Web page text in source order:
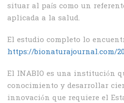
situar al país como un
aplicada a la salud.
El estudio completo lo
https://bionaturajournal.com/
El INABIO es una institución
conocimiento y desarrollar
innovación que requiere el